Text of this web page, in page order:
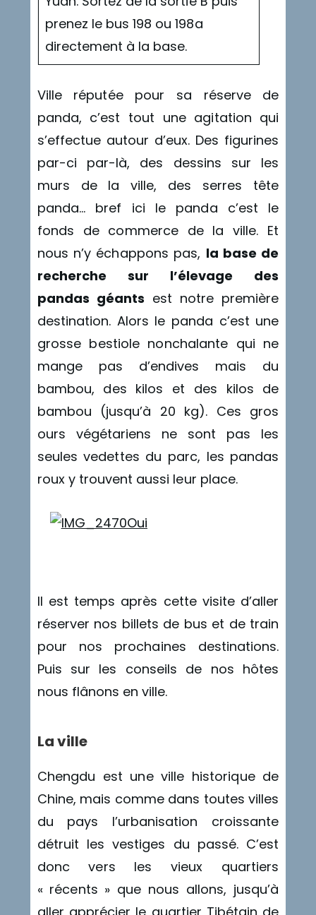
prenez le bus 198 ou 198a
directement à la base.
Ville réputée pour sa réserve de
panda, c’est tout une agitation qui
s’effectue autour d’eux. Des figurines
par-ci par-là, des dessins sur les
murs de la ville, des serres tête
panda… bref ici le panda c’est le
fonds de commerce de la ville. Et
nous n’y échappons pas, la base de
recherche sur l’élevage des
pandas géants est notre première
destination. Alors le panda c’est une
grosse bestiole nonchalante qui ne
mange pas d’endives mais du
bambou, des kilos et des kilos de
bambou (jusqu’à 20 kg). Ces gros
ours végétariens ne sont pas les
seules vedettes du parc, les pandas
roux y trouvent aussi leur place.
Il est temps après cette visite d’aller
réserver nos billets de bus et de train
pour nos prochaines destinations.
Puis sur les conseils de nos hôtes
nous flânons en ville.
La ville
Chengdu est une ville historique de
Chine, mais comme dans toutes villes
du pays l’urbanisation croissante
détruit les vestiges du passé. C’est
donc vers les vieux quartiers
« récents » que nous allons, jusqu’à